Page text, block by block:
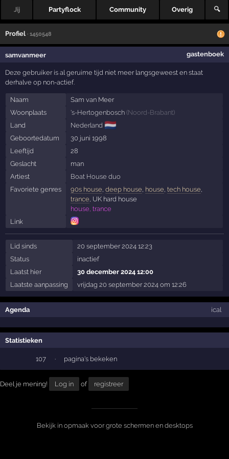
Jij Partyflock Community Overig 🔍
Profiel · 1450548
samvanmeer gastenboek
Deze gebruiker is al geruime tijd niet meer langsgeweest en staat
derhalve op non-actief.
Naam
Sam van Meer
Woonplaats
's-Hertogenbosch (Noord-Brabant)
Land
Nederland 🇳🇱
Geboortedatum
30 juni 1998
Leeftijd
28
Geslacht
man
Artiest
Boat House duo
Favoriete genres
90s house deep house house tech house
trance , UK hard house
house, trance
Link
Lid sinds
20 september 2024 12:23
Status
inactief
Laatst hier
30 december 2024 12:00
Laatste aanpassing
vrijdag 20 september 2024 om 12:26
Agenda ical
Statistieken
107 · pagina's bekeken
Deel je mening! Log in of registreer
Bekijk in opmaak voor grote schermen en desktops